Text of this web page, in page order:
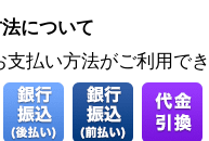
について
支払い方法がご利用で